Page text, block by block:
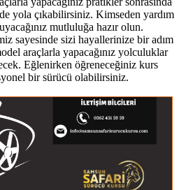
yola çıkabilirsiniz. Kimseden yardım
mutluluğa hazır olun.
sayesinde sizi hayallerinize bir adım
araçlarla yapacağınız yolculuklar
Eğlenirken öğreneceğiniz kurs
bir sürücü olabilirsiniz.